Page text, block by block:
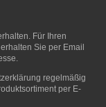
Für Ihren
Sie per Email
regelmäßig
per E-